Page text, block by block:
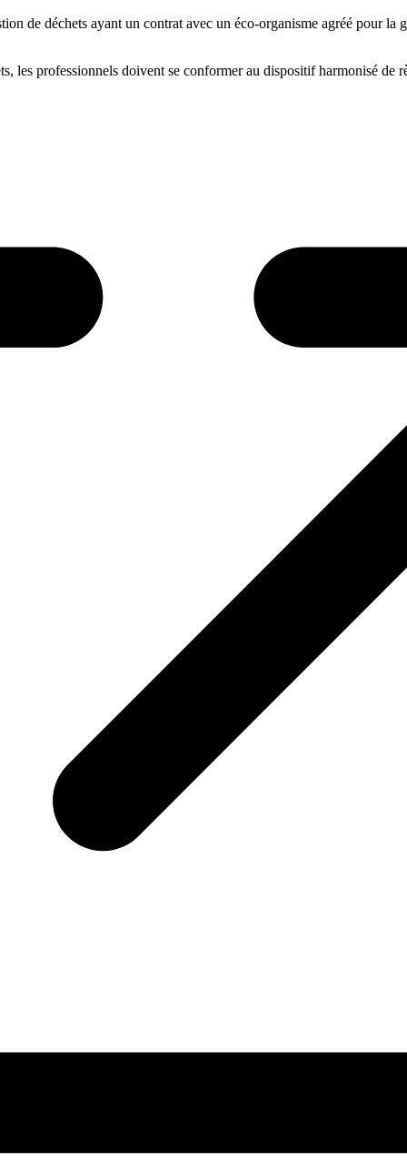
de déchets ayant un contrat avec un éco-organisme agréé pour
les professionnels doivent se conformer au dispositif harmonisé de